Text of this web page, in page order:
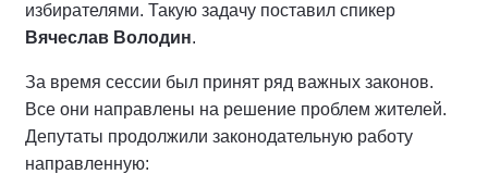
избирателями. Такую задачу поставил спикер
Вячеслав Володин.
За время сессии был принят ряд важных законов.
Все они направлены на решение проблем жителей.
Депутаты продолжили законодательную работу
направленную: